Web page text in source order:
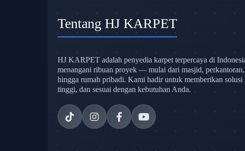
Tentang HJ KARPET
HJ KARPET adalah penyedia karpet terpercaya di
menangani ribuan proyek — mulai dari masjid,
hingga rumah pribadi. Kami hadir untuk memberikan solusi
tinggi, dan sesuai dengan kebutuhan Anda.